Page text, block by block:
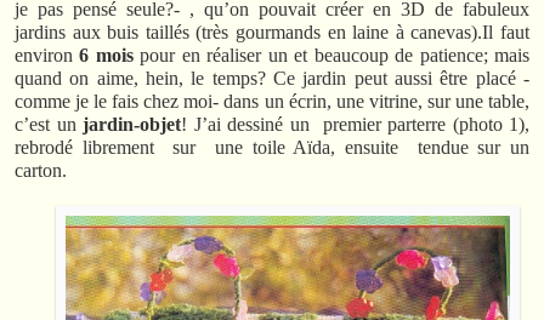
je pas pensé seule?- , qu’on pouvait créer en 3D de fabuleux
jardins aux buis taillés (très gourmands en laine à canevas).Il faut
environ6 moispour en réaliser un et beaucoup de patience; mais
quand on aime, hein, le temps? Ce jardin peut aussi être placé -
comme je le fais chez moi- dans un écrin, une vitrine, sur une table,
c’est un jardin-objet! J’ai dessiné un premier parterre (photo 1),
rebrodé librement sur une toile Aïda, ensuite tendue sur un
carton.